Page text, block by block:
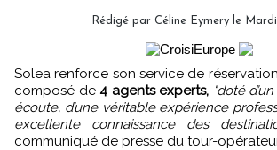
Rédigé par Céline Eymery le
Solea renforce son service de réservations à la carte. Il est
composé de 4 agents experts, "doté
écoute, d’une véritable expérience
excellente connaissance des
communiqué de presse du tour-